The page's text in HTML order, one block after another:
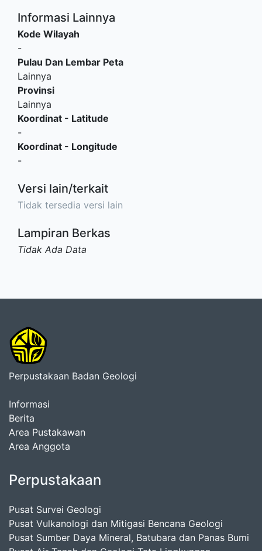
Informasi Lainnya
Kode Wilayah
-
Pulau Dan Lembar Peta
Lainnya
Provinsi
Lainnya
Koordinat - Latitude
-
Koordinat - Longitude
-
Versi lain/terkait
Tidak tersedia versi lain
Lampiran Berkas
Tidak Ada Data
Perpustakaan Badan Geologi
Informasi
Berita
Area Pustakawan
Area Anggota
Perpustakaan
Pusat Survei Geologi
Pusat Vulkanologi dan Mitigasi Bencana Geologi
Pusat Sumber Daya Mineral, Batubara dan Panas Bumi